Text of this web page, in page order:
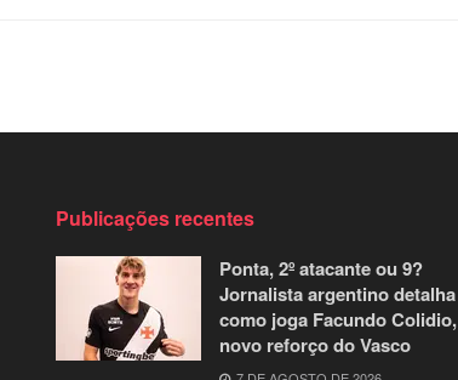
Publicações recentes
Ponta, 2º atacante ou 9?
Jornalista argentino detalha
como joga Facundo Colidio,
novo reforço do Vasco